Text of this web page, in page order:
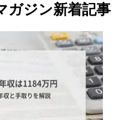
ガジン新着記事